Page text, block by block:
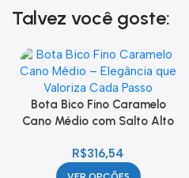
Talvez você goste:
Bota Bico Fino Caramelo
Cano Médio com Salto Alto
R$316,54